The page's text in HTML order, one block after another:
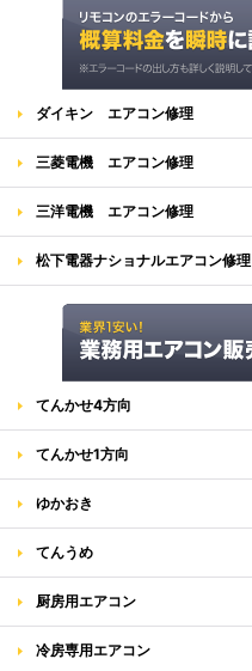
ダイキン エアコン修理
三菱電機 エアコン修理
三洋電機 エアコン修理
松下電器ナショナルエアコン修理
てんかせ4方向
てんかせ1方向
ゆかおき
てんうめ
厨房用エアコン
冷房専用エアコン